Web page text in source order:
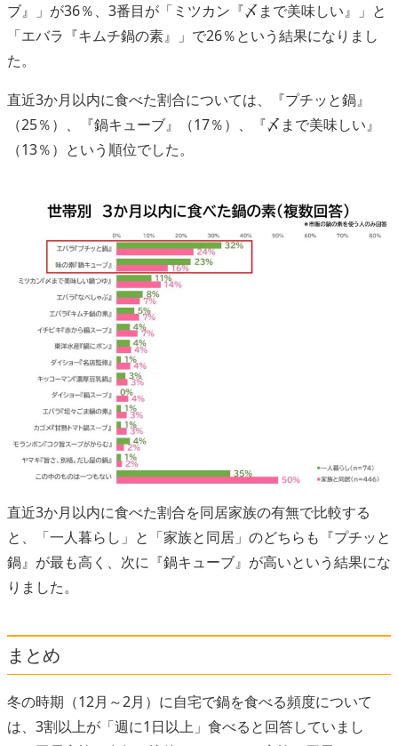
ブ』」が36％、3番目が「ミツカン『〆まで美味しい』」と
「エバラ『キムチ鍋の素』」で26％という結果になりまし
た。
直近3か月以内に食べた割合については、『プチッと鍋』
（25％）、『鍋キューブ』（17％）、『〆まで美味しい』
（13％）という順位でした。
直近3か月以内に食べた割合を同居家族の有無で比較する
と、「一人暮らし」と「家族と同居」のどちらも『プチッと
鍋』が最も高く、次に『鍋キューブ』が高いという結果にな
りました。
まとめ
冬の時期（12月～2月）に自宅で鍋を食べる頻度について
は、3割以上が「週に1日以上」食べると回答していまし